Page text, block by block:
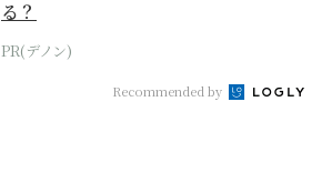
る？
PR(デノン)
Recommended by